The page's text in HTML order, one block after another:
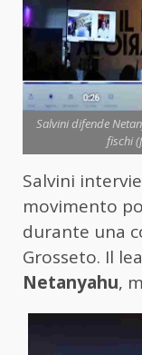
Salvini difende
fischi
Salvini
movimento
durante una
Grosseto. Il
Netanyahu,